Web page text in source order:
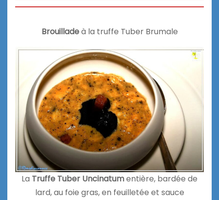
Brouilladeà la truffe Tuber Brumale
La Truffe Tuber Uncinatumentière, bardée de
lard, au foie gras, en feuilletée et sauce